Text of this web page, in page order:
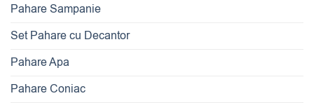
Pahare Sampanie
Set Pahare cu Decantor
Pahare Apa
Pahare Coniac